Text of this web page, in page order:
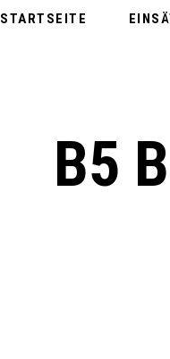
STARTSEITE
B5